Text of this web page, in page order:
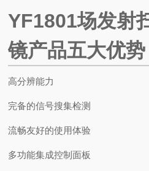
YF1801场发射
镜产品五大优势
高分辨能力
完备的信号搜集检测
流畅友好的使用体验
多功能集成控制面板